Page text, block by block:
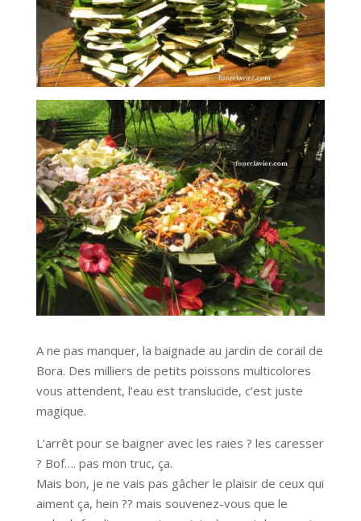
A ne pas manquer, la baignade au jardin de corail de
Bora. Des milliers de petits poissons multicolores
vous attendent, l’eau est translucide, c’est juste
magique.
L’arrêt pour se baigner avec les raies ? les caresser
? Bof…. pas mon truc, ça.
Mais bon, je ne vais pas gâcher le plaisir de ceux qui
aiment ça, hein ?? mais souvenez-vous que le